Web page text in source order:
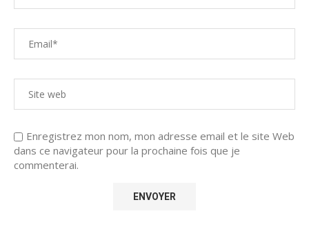
Enregistrez mon nom, mon adresse email et le site Web
dans ce navigateur pour la prochaine fois que je
commenterai.